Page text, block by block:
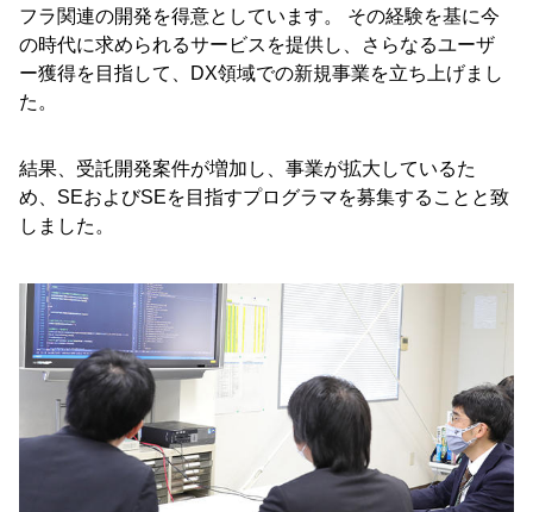
フラ関連の開発を得意としています。 その経験を基に今
の時代に求められるサービスを提供し、さらなるユーザ
ー獲得を目指して、DX領域での新規事業を立ち上げまし
た。
結果、受託開発案件が増加し、事業が拡大しているた
め、SEおよびSEを目指すプログラマを募集することと致
しました。